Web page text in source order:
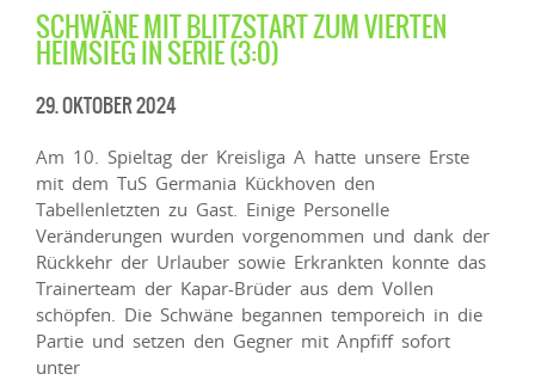
SCHWÄNE MIT BLITZSTART ZUM VIERTEN
HEIMSIEG IN SERIE (3:0)
29. OKTOBER 2024
Am 10. Spieltag der Kreisliga A hatte unsere Erste
mit dem TuS Germania Kückhoven den
Tabellenletzten zu Gast. Einige Personelle
Veränderungen wurden vorgenommen und dank der
Rückkehr der Urlauber sowie Erkrankten konnte das
Trainerteam der Kapar-Brüder aus dem Vollen
schöpfen. Die Schwäne begannen temporeich in die
Partie und setzen den Gegner mit Anpfiff sofort
unter